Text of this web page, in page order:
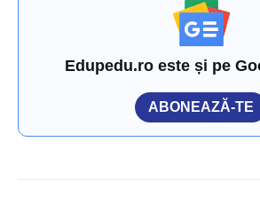
Edupedu.ro este și pe
ABONEAZĂ-TE